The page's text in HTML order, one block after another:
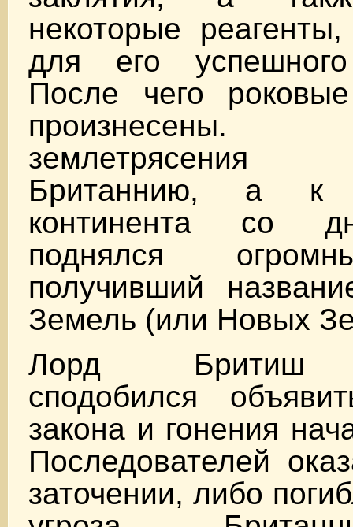
некоторые
для его
После чего
Британнию, а к
континента со
поднялся
получивший
Земель (или Новых
Лорд Бритиш
сподобился
закона и гонения
Последователей
заточении, либо